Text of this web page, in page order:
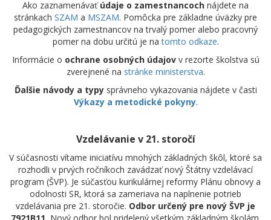
Ako zaznamenávaťúdaje o zamestnancoch nájdete na
stránkach SZAM a MSZAM. Pomôcka pre základne úväzky pre
pedagogických zamestnancov na trvalý pomer alebo pracovný
pomer na dobu určitú je natomto odkaze.
Informácie o ochrane osobných údajovv rezorte školstva sú
zverejnené na stránke ministerstva.
Ďalšie návody a typysprávneho vykazovania nájdete v časti
Výkazy a metodické pokyny.
Vzdelávanie v 21. storočí
V súčasnosti vítame iniciatívu mnohých základných škôl, ktoré sa
rozhodli v prvých ročníkoch zavádzať nový Štátny vzdelávací
program (ŠVP). Je súčasťou kurikulárnej reformy Plánu obnovy a
odolnosti SR, ktorá sa zameriava na naplnenie potrieb
vzdelávania pre 21. storočie. Odbor určený pre nový ŠVP je